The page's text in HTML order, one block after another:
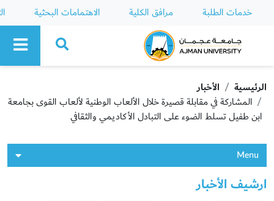
خدمات الطلبة مرافق الكلية الاهتمامات البحثية
Ajman University
الرئيسية
الأخبار
المشاركة في مقابلة قصيرة خلال الألعاب الوطنية لألعاب القوى بجامعة
ابن طفيل تسلط الضوء على التبادل الأكاديمي والثقافي
Menu
ارشيف الأخبار